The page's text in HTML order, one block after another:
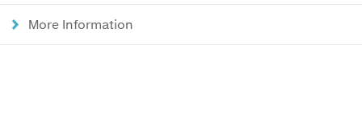
More Information